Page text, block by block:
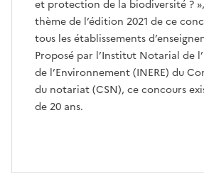
et protection de la biodiversité ?
thème de l’édition 2021 de ce
tous les établissements
Proposé par l’Institut Notarial de
de l’Environnement (INERE) du
du notariat (CSN), ce concours
de 20 ans.